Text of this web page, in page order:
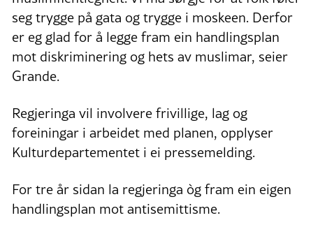
seg trygge på gata og trygge i moskeen. Derfor
er eg glad for å legge fram ein handlingsplan
mot diskriminering og hets av muslimar, seier
Grande.
Regjeringa vil involvere frivillige, lag og
foreiningar i arbeidet med planen, opplyser
Kulturdepartementet i ei pressemelding.
For tre år sidan la regjeringa òg fram ein eigen
handlingsplan mot antisemittisme.